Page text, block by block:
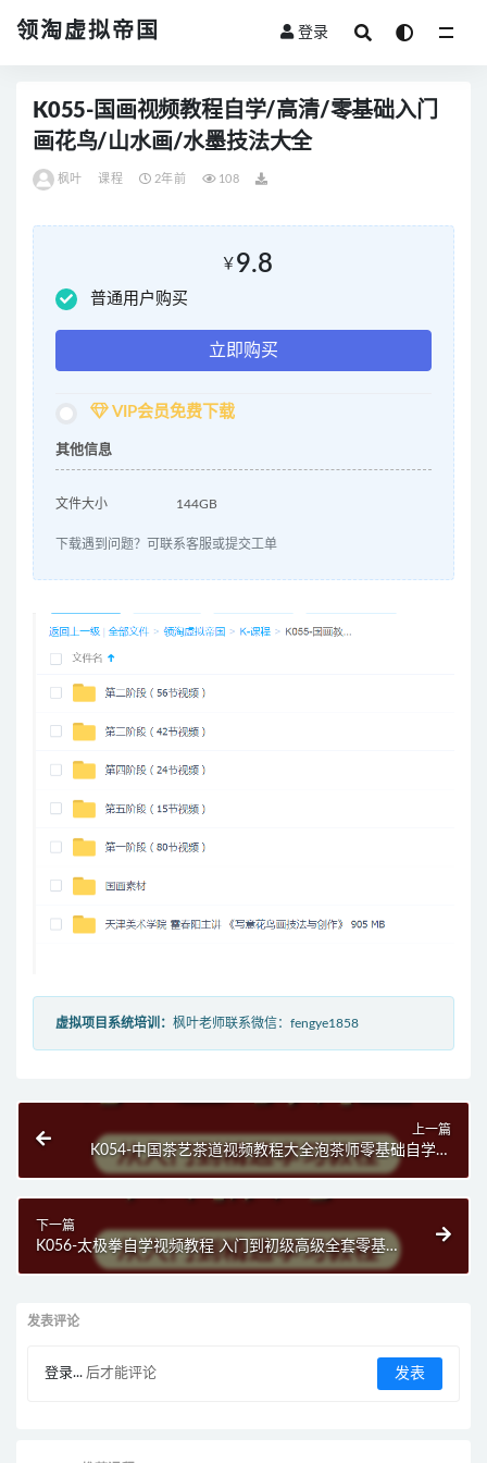
领淘虚拟帝国 登录
K055-国画视频教程自学/高清/零基础入门
画花鸟/山水画/水墨技法大全
枫叶 课程 2年前 108
￥ 9.8
普通用户购买
立即购买
VIP会员免费下载
其他信息
文件大小 144GB
下载遇到问题？可联系客服或提交工单
虚拟项目系统培训： 枫叶老师联系微信：fengye1858
上一篇
K054-中国茶艺茶道视频教程大全泡茶师零基础自学入
门精通全套学习教学
下一篇
K056-太极拳自学视频教程 入门到初级高级全套零基础
教学教程视频
发表评论
登录... 后才能评论